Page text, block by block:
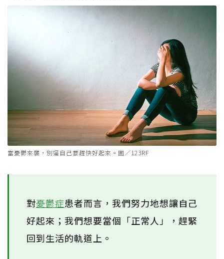
當憂鬱來襲，別逼自己要趕快好起來。圖／123RF
對憂鬱症患者而言，我們努力地想讓自己
好起來；我們想要當個「正常人」，趕緊
回到生活的軌道上。